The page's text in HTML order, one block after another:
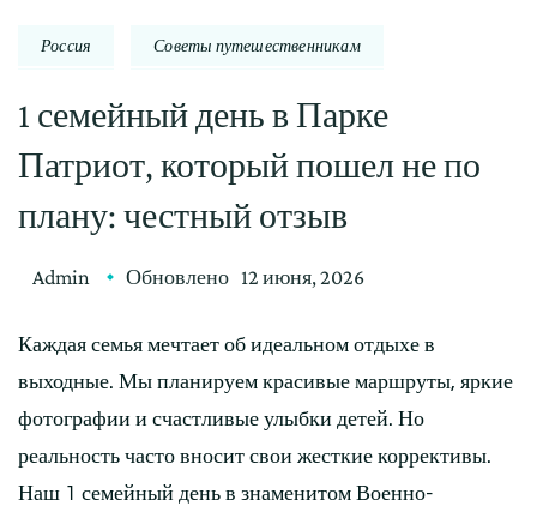
Россия Советы путешественникам
1 семейный день в Парке
Патриот, который пошел не по
плану: честный отзыв
Admin Обновлено 12 июня, 2026
Каждая семья мечтает об идеальном отдыхе в
выходные. Мы планируем красивые маршруты, яркие
фотографии и счастливые улыбки детей. Но
реальность часто вносит свои жесткие коррективы.
Наш 1 семейный день в знаменитом Военно-